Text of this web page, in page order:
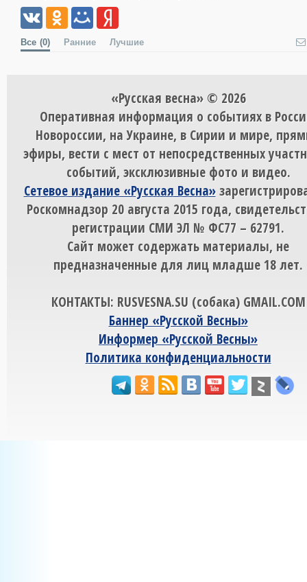
Все (0) Ранние Лучшие
«Русская весна» © 2026
Оперативная информация о событиях в
Новороссии, на Украине, в Сирии и мире,
эфиры, вести с мест от непосредственных
событий, эксклюзивные фото и видео.
Сетевое издание «Русская Весна»
Роскомнадзор 20 августа 2015 года,
регистрации СМИ ЭЛ № ФС77 – 62791.
Сайт может содержать материалы, не
предназначенные для лиц младше 18 лет.
КОНТАКТЫ: RUSVESNA.SU (собака) GMAIL.COM
Баннер «Русской Весны»
Информер «Русской Весны»
Политика конфиденциальности